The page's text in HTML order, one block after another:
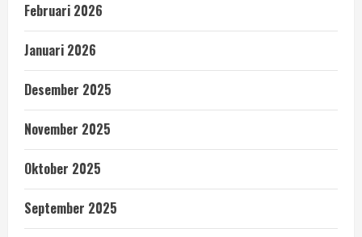
Februari 2026
Januari 2026
Desember 2025
November 2025
Oktober 2025
September 2025